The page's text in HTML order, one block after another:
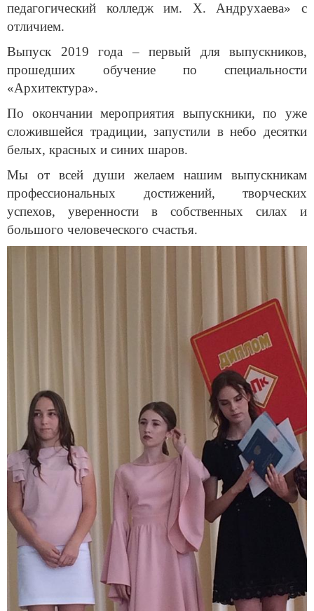
педагогический колледж им. Х. Андрухаева» с
отличием.
Выпуск 2019 года – первый для выпускников,
прошедших обучение по специальности
«Архитектура».
По окончании мероприятия выпускники, по уже
сложившейся традиции, запустили в небо десятки
белых, красных и синих шаров.
Мы от всей души желаем нашим выпускникам
профессиональных достижений, творческих
успехов, уверенности в собственных силах и
большого человеческого счастья.